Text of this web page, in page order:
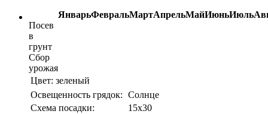
ЯнварьФевральМартАпрельМайИюньИюль
Посев
в
грунт
Сбор
урожая
Цвет: зеленый
Освещенность грядок: Солнце
Схема посадки:
15х30